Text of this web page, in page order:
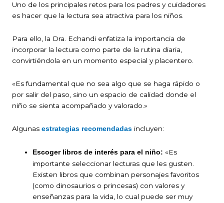
Uno de los principales retos para los padres y cuidadores
es hacer que la lectura sea atractiva para los niños.
Para ello, la Dra. Echandi enfatiza la importancia de
incorporar la lectura como parte de la rutina diaria,
convirtiéndola en un momento especial y placentero.
«Es fundamental que no sea algo que se haga rápido o
por salir del paso, sino un espacio de calidad donde el
niño se sienta acompañado y valorado.»
Algunas estrategias recomendadas incluyen:
Escoger libros de interés para el niño: «Es
importante seleccionar lecturas que les gusten.
Existen libros que combinan personajes favoritos
(como dinosaurios o princesas) con valores y
enseñanzas para la vida, lo cual puede ser muy